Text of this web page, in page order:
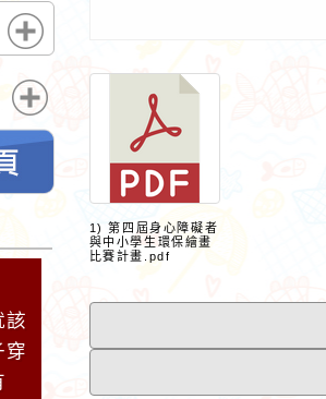
單
開
選
單
展
開
選
單
展
開
選
該
穿
都會變成你的超能力！
1) 第四屆身心障礙者
與中小學生環保繪畫
比賽計畫.pdf